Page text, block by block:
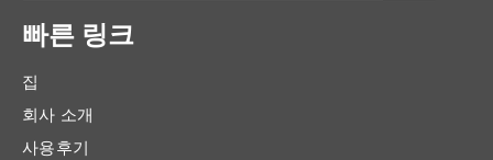
빠른 링크
집
회사 소개
사용후기